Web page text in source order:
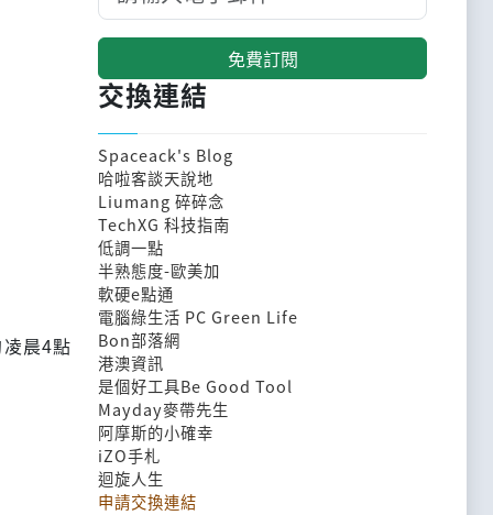
晨4點
免費訂閱
交換連結
Spaceack's Blog
哈啦客談天說地
Liumang 碎碎念
TechXG 科技指南
低調一點
半熟態度-歐美加
軟硬e點通
電腦綠生活 PC Green Life
Bon部落網
港澳資訊
是個好工具Be Good Tool
Mayday麥帶先生
阿摩斯的小確幸
iZO手札
迴旋人生
申請交換連結